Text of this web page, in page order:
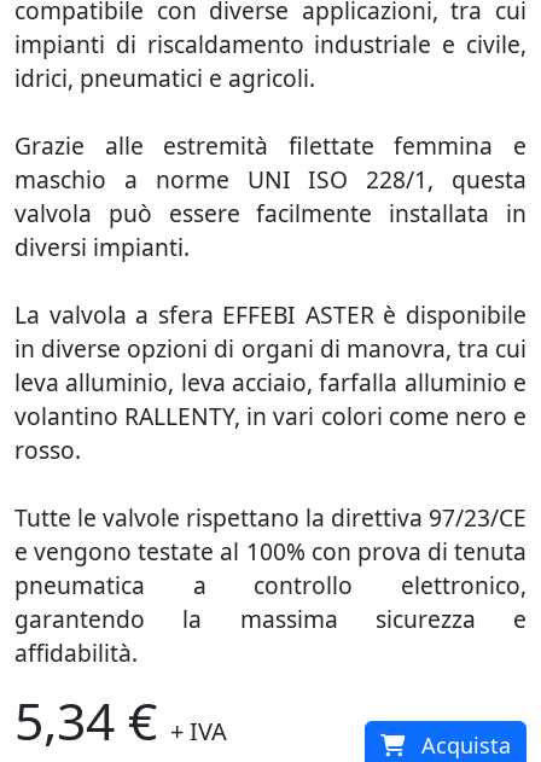
compatibile con diverse applicazioni, tra cui
impianti di riscaldamento industriale e civile,
idrici, pneumatici e agricoli.
Grazie alle estremità filettate femmina e
maschio a norme UNI ISO 228/1, questa
valvola può essere facilmente installata in
diversi impianti.
La valvola a sfera EFFEBI ASTER è disponibile
in diverse opzioni di organi di manovra, tra cui
leva alluminio, leva acciaio, farfalla alluminio e
volantino RALLENTY, in vari colori come nero e
rosso.
Tutte le valvole rispettano la direttiva 97/23/CE
e vengono testate al 100% con prova di tenuta
pneumatica a controllo elettronico,
garantendo la massima sicurezza e
affidabilità.
5,34 € + IVA Acquista